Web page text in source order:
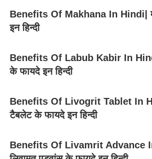
Benefits Of Makhana In Hindi|
इन हिन्दी
Benefits Of Labub Kabir In
के फायदे इन हिन्दी
Benefits Of Livogrit Tablet In
टैबलेट के फायदे इन हिन्दी
Benefits Of Livamrit Advance